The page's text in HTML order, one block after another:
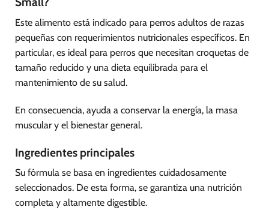
Este alimento está indicado para perros adultos de razas
pequeñas con requerimientos nutricionales específicos. En
particular, es ideal para perros que necesitan croquetas de
tamaño reducido y una dieta equilibrada para el
mantenimiento de su salud.
En consecuencia, ayuda a conservar la energía, la masa
muscular y el bienestar general.
Ingredientes principales
Su fórmula se basa en ingredientes cuidadosamente
seleccionados. De esta forma, se garantiza una nutrición
completa y altamente digestible.